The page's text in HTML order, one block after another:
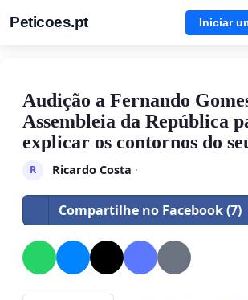
Peticoes.pt Iniciar
Audição a Fernando
Assembleia da República
explicar os contornos do
R Ricardo Costa ·
Compartilhe no Facebook (7)